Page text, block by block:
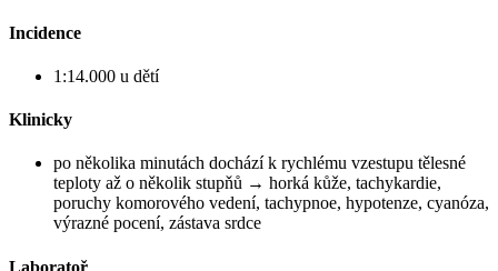
Incidence
1:14.000 u dětí
Klinicky
po několika minutách dochází k rychlému vzestupu tělesné
teploty až o několik stupňů → horká kůže, tachykardie,
poruchy komorového vedení, tachypnoe, hypotenze, cyanóza,
výrazné pocení, zástava srdce
Laboratoř